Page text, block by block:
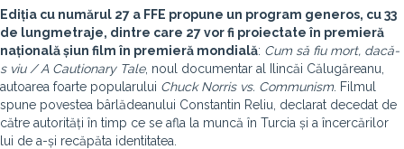
Ediția cu numărul 27 a FFE propune un program generos, cu 33
de lungmetraje, dintre care 27 vor fi proiectate în premieră
națională șiun film în premieră mondială: Cum să fiu mort, dacă-
s viu / A Cautionary Tale, noul documentar al Ilincăi Călugăreanu,
autoarea foarte popularului Chuck Norris vs. Communism. Filmul
spune povestea bârlădeanului Constantin Reliu, declarat decedat de
către autorități în timp ce se afla la muncă în Turcia și a încercărilor
lui de a-și recăpăta identitatea.